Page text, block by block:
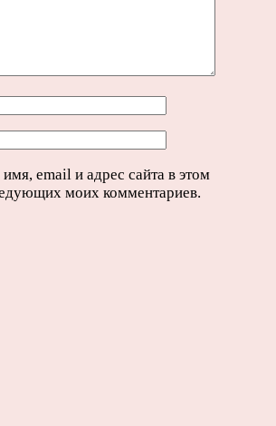
email и адрес сайта в этом
моих комментариев.